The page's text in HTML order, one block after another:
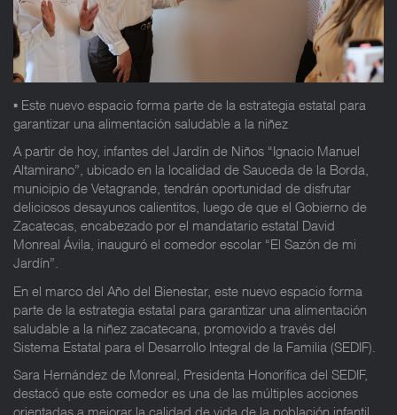
▪️ Este nuevo espacio forma parte de la estrategia estatal para
garantizar una alimentación saludable a la niñez
A partir de hoy, infantes del Jardín de Niños “Ignacio Manuel
Altamirano”, ubicado en la localidad de Sauceda de la Borda,
municipio de Vetagrande, tendrán oportunidad de disfrutar
deliciosos desayunos calientitos, luego de que el Gobierno de
Zacatecas, encabezado por el mandatario estatal David
Monreal Ávila, inauguró el comedor escolar “El Sazón de mi
Jardín”.
En el marco del Año del Bienestar, este nuevo espacio forma
parte de la estrategia estatal para garantizar una alimentación
saludable a la niñez zacatecana, promovido a través del
Sistema Estatal para el Desarrollo Integral de la Familia (SEDIF).
Sara Hernández de Monreal, Presidenta Honorífica del SEDIF,
destacó que este comedor es una de las múltiples acciones